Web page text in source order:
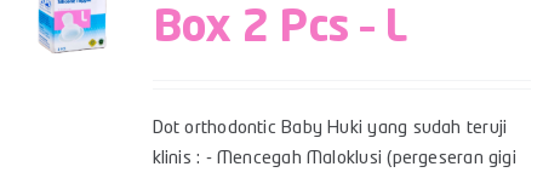
Box 2 Pcs – L
Dot orthodontic Baby Huki yang sudah teruji
klinis : - Mencegah Maloklusi (pergeseran gigi